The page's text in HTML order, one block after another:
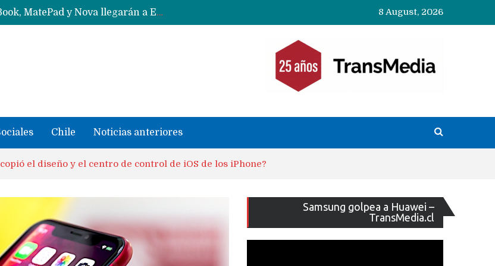
Data Centers de Huawei en Chile, México, Brasil,Perú y Argentina podrían verse afectados por arremetida de EE.UU
Fabricantes suben precios de teléfonos y ganan más dinero en un mercado donde Xiaomi alerta por no mejorar ventas
8 August, 2026
Chile Noticias anteriores
el diseño y el centro de control de iOS de los iPhone?
Samsung golpea a Huawei –
TransMedia.cl
de
vídeo